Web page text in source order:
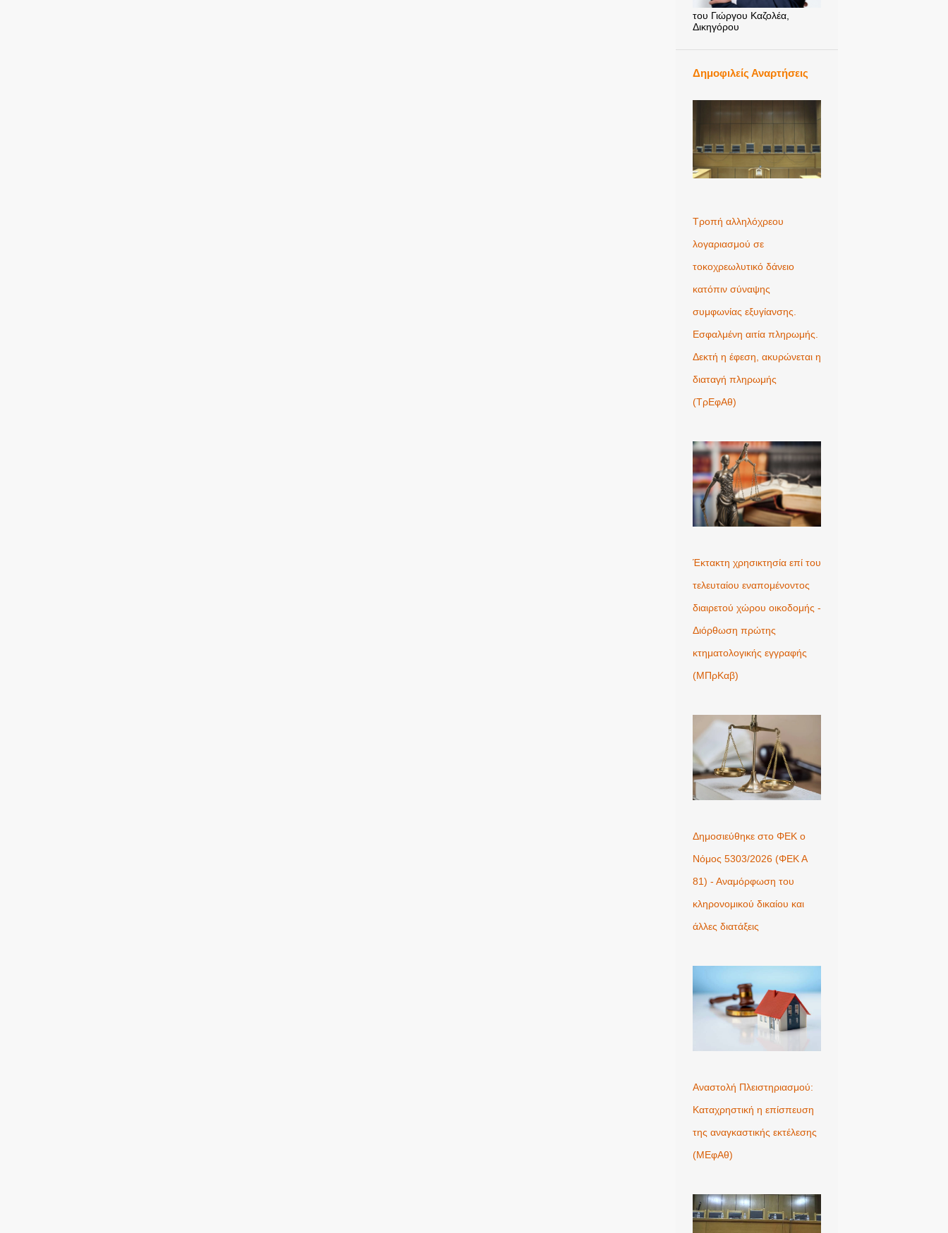
του Γιώργου Καζολέα,
Δικηγόρου
Δημοφιλείς Αναρτήσεις
Τροπή αλληλόχρεου
λογαριασμού σε
τοκοχρεωλυτικό δάνειο
κατόπιν σύναψης
συμφωνίας εξυγίανσης.
Εσφαλμένη αιτία πληρωμής.
Δεκτή η έφεση, ακυρώνεται η
διαταγή πληρωμής
(ΤρΕφΑθ)
Έκτακτη χρησικτησία επί του
τελευταίου εναπομένοντος
διαιρετού χώρου οικοδομής -
Διόρθωση πρώτης
κτηματολογικής εγγραφής
(ΜΠρΚαβ)
Δημοσιεύθηκε στο ΦΕΚ ο
Νόμος 5303/2026 (ΦΕΚ Α
81) - Αναμόρφωση του
κληρονομικού δικαίου και
άλλες διατάξεις
Αναστολή Πλειστηριασμού:
Καταχρηστική η επίσπευση
της αναγκαστικής εκτέλεσης
(ΜΕφΑθ)